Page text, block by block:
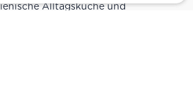
Alltagsküche und